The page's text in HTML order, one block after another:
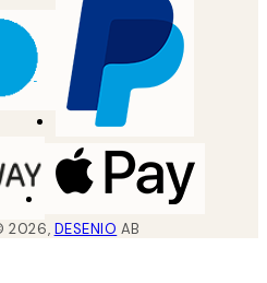
2026, DESENIO AB